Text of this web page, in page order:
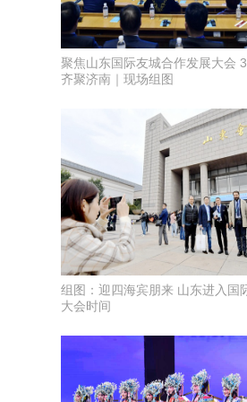
聚焦山东国际友城合作发展大会
齐聚济南｜现场组图
组图：迎四海宾朋来 山东进入国
大会时间